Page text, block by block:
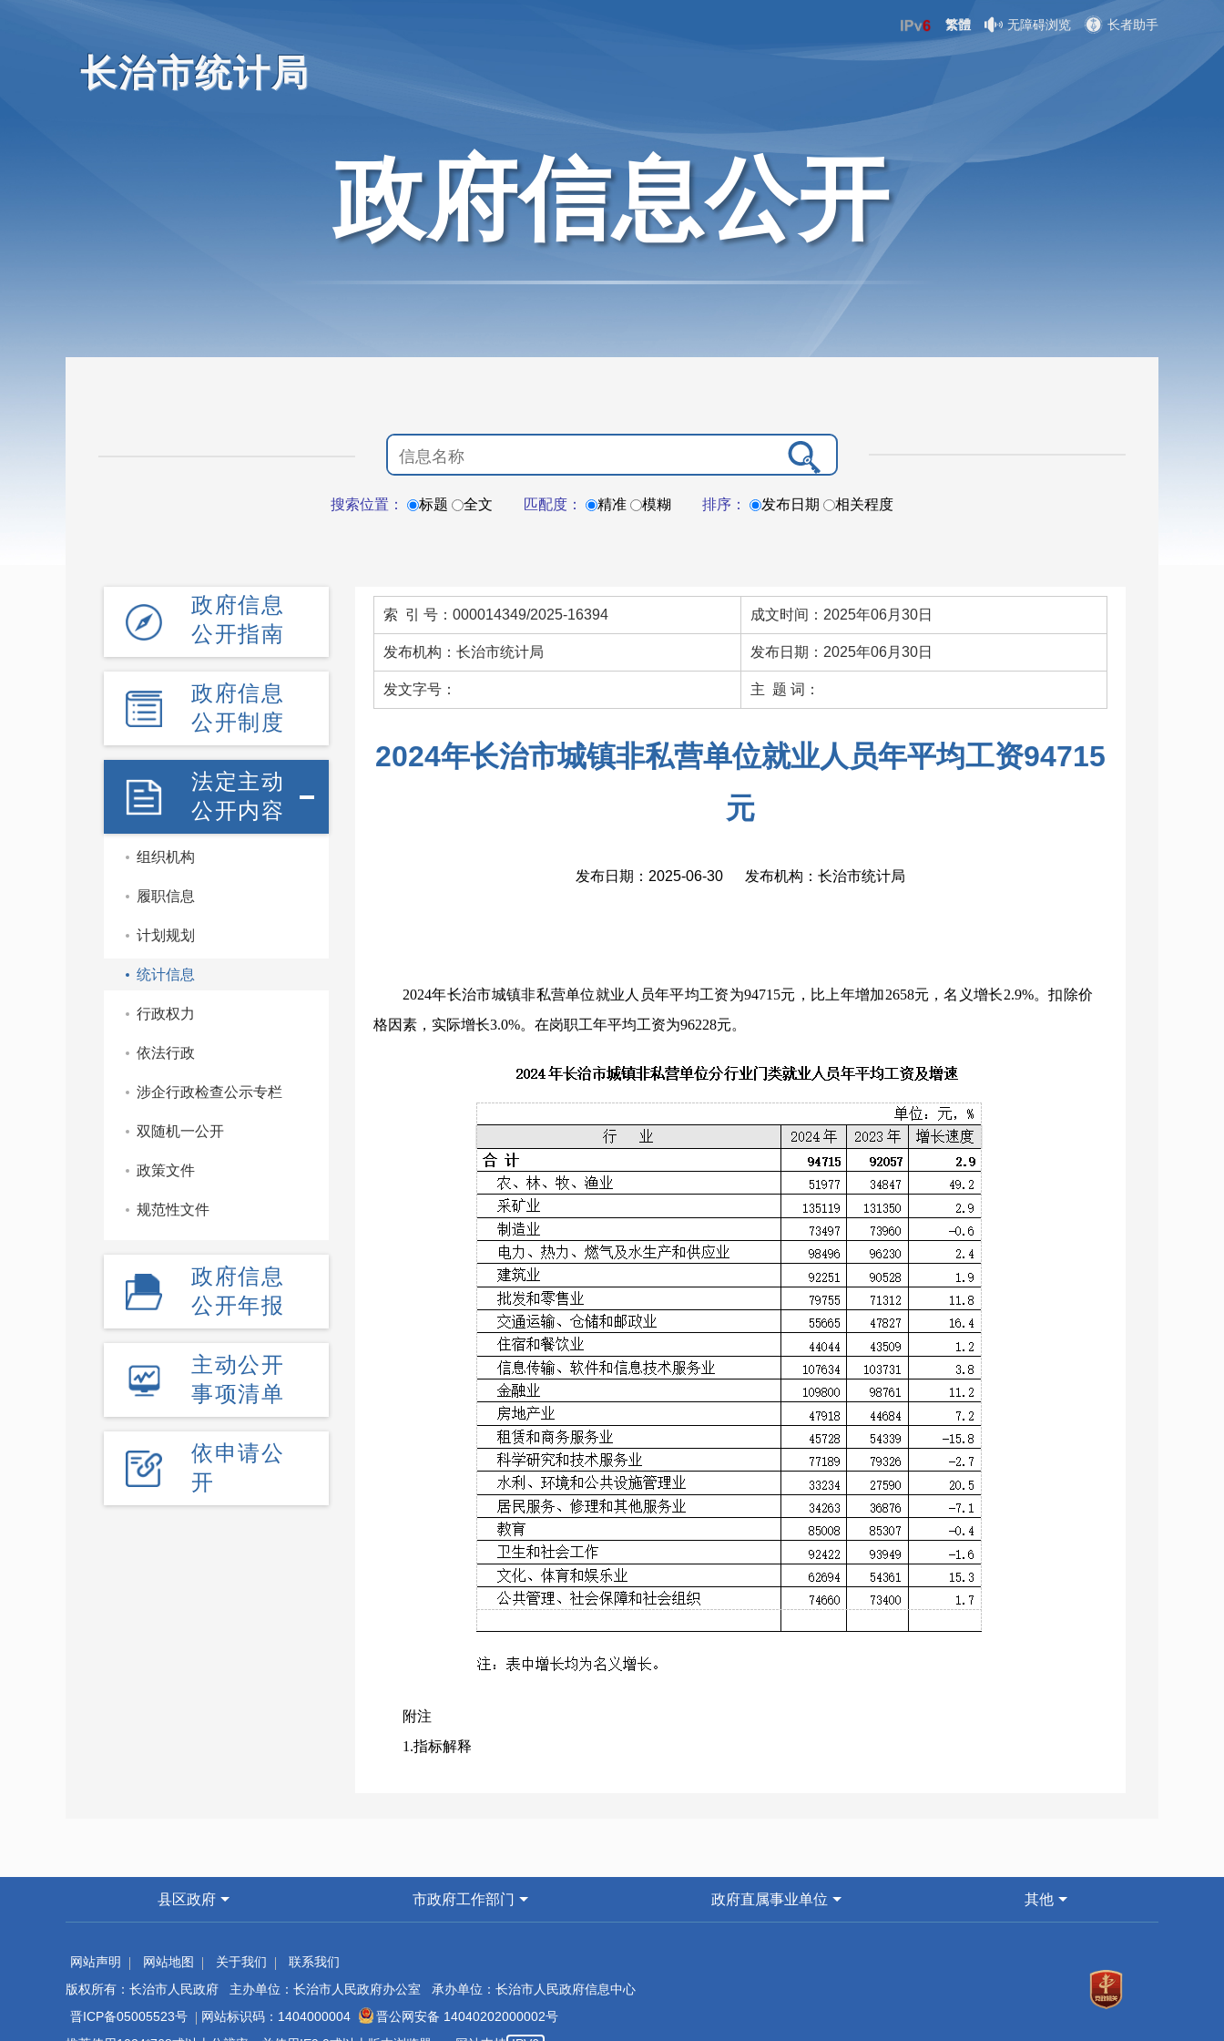
长治市统计局
繁體 无障碍浏览 长者助手
政府信息公开
搜索位置： 标题 全文 匹配度： 精准 模糊 排序： 发布日期 相关程度
政府信息
公开指南
政府信息
公开制度
法定主动
公开内容
组织机构
履职信息
计划规划
统计信息
行政权力
依法行政
涉企行政检查公示专栏
双随机一公开
政策文件
规范性文件
政府信息
公开年报
主动公开
事项清单
依申请公
开
索 引 号：000014349/2025-16394 成文时间：2025年06月30日
发布机构：长治市统计局 发布日期：2025年06月30日
发文字号： 主 题 词：
2024年长治市城镇非私营单位就业人员年平均工资94715
元
发布日期：2025-06-30 发布机构：长治市统计局
2024年长治市城镇非私营单位就业人员年平均工资为94715元，比上年增加2658元，名义增长2.9%。扣除价
格因素，实际增长3.0%。在岗职工年平均工资为96228元。
附注
1.指标解释
物形式支付的，均应列入工资总额的计算范围。需要明确的是，工资总额是税前工资，包括单位从个人工资中直
接为其代扣或代缴的个人所得税、社会保险基金和住房公积金等个人缴纳部分以及房费、水电费等，但不包括从
（3）平均工资：是指在报告期内单位发放工资的人均水平。
计算公式为：从业人员平均工资=从业人员工资总额/从业人员平均人数
县区政府 市政府工作部门 政府直属事业单位 其他
网站声明 网站地图 关于我们
联系我们
版权所有：长治市人民政府 主办单位：长治市人民政府办公室 承办单位：长治市人民政府信息中心
晋ICP备05005523号
网站标识码：1404000004
晋公网安备 14040202000002号